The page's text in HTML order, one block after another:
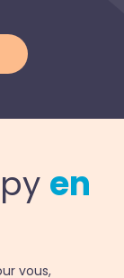
en
vous,